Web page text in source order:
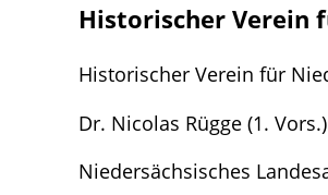
Historischer Verein
Historischer Verein für
Dr. Nicolas Rügge (1. Vors.)
Niedersächsisches